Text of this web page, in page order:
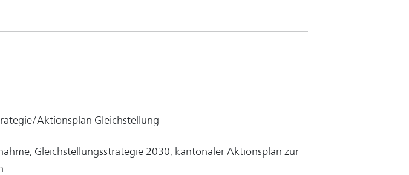
Aktionsplan Gleichstellung
Gleichstellungsstrategie 2030, kantonaler Aktionsplan zur